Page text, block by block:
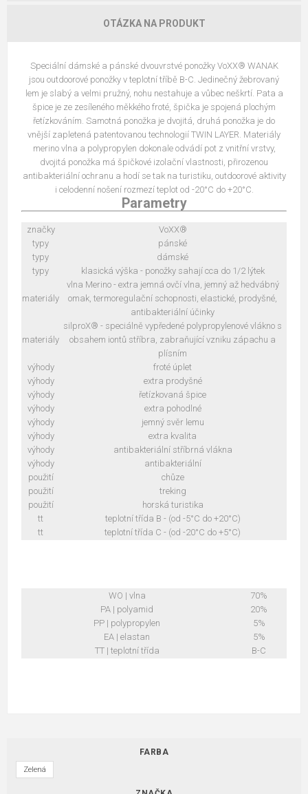
OTÁZKA NA PRODUKT
Speciální dámské a pánské dvouvrstvé ponožky VoXX® WANAK
jsou outdoorové ponožky v teplotní tříbě B-C. Jedinečný žebrovaný
lem je slabý a velmi pružný, nohu nestahuje a vůbec neškrtí. Pata a
špice je ze zesíleného měkkého froté, špička je spojená plochým
řetízkováním. Samotná ponožka je dvojitá, druhá ponožka je do
vnější zapletená patentovanou technologií TWIN LAYER. Materiály
merino vlna a polypropylen dokonale odvádí pot z vnitřní vrstvy,
dvojitá ponožka má špičkové izolační vlastnosti, přirozenou
antibakteriální ochranu a hodí se tak na turistiku, outdoorové aktivity
i celodenní nošení rozmezí teplot od -20°C do +20°C.
Parametry
značky
VoXX®
typy
pánské
typy
dámské
typy
klasická výška - ponožky sahají cca do 1/2 lýtek
materiály
vlna Merino - extra jemná ovčí vlna, jemný až hedvábný
omak, termoregulační schopnosti, elastické, prodyšné,
antibakteriální účinky
materiály
silproX® - speciálně vypředené polypropylenové vlákno s
obsahem iontů stříbra, zabraňující vzniku zápachu a
plísním
výhody
froté úplet
výhody
extra prodyšné
výhody
řetízkovaná špice
výhody
extra pohodlné
výhody
jemný svěr lemu
výhody
extra kvalita
výhody
antibakteriální stříbrná vlákna
výhody
antibakteriální
použití
chůze
použití
treking
použití
horská turistika
tt
teplotní třída B - (od -5°C do +20°C)
tt
teplotní třída C - (od -20°C do +5°C)
WO | vlna
70%
PA | polyamid
20%
PP | polypropylen
5%
EA | elastan
5%
TT | teplotní třída
B-C
FARBA
Zelená